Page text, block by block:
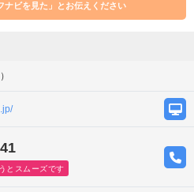
ナビを見た」とお伝えください
とスムーズです